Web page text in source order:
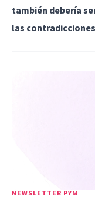
también debería
las
NEWSLETTER PYM